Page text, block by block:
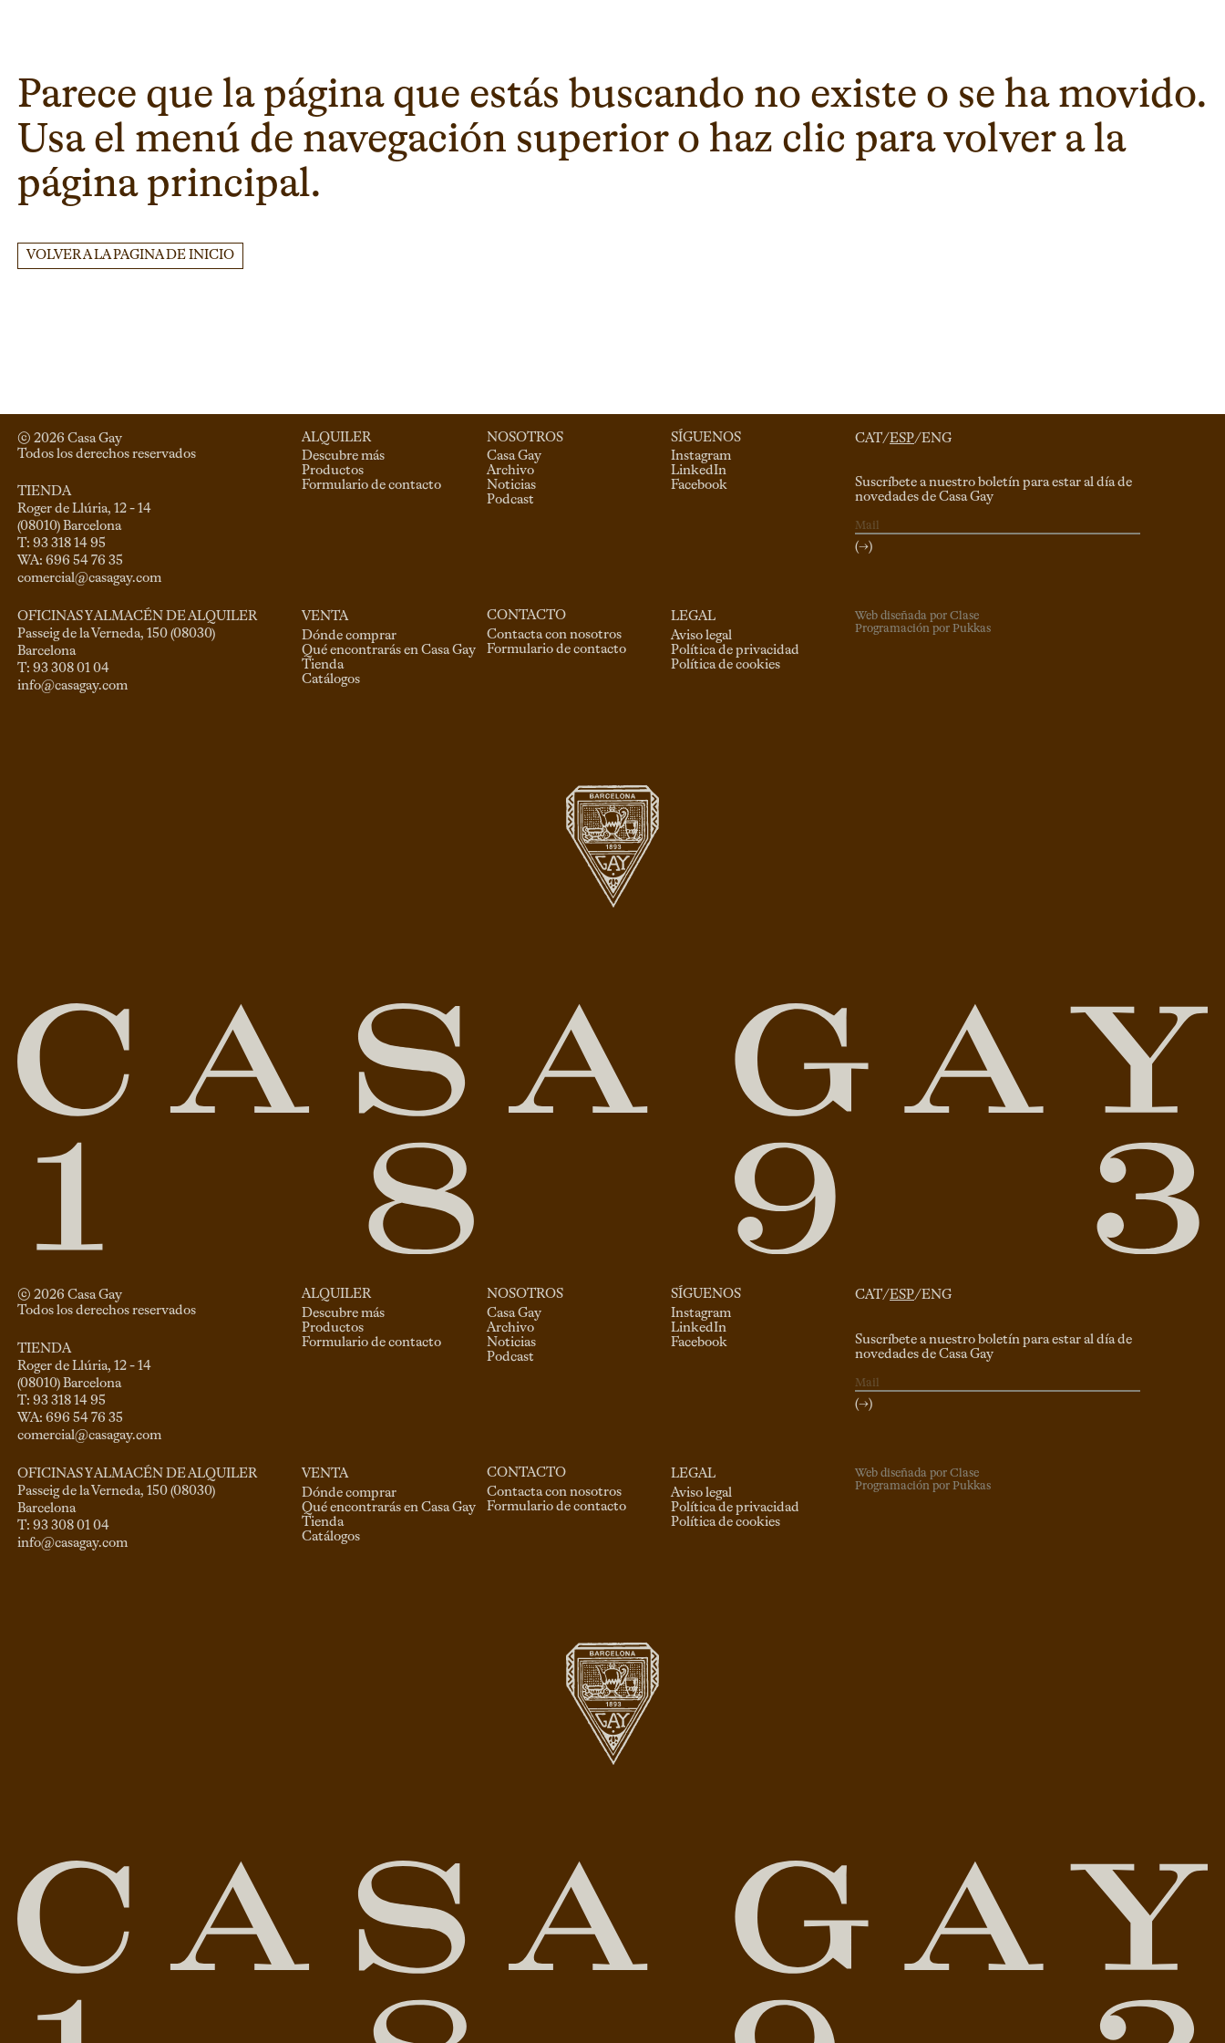
Parece que la página que estás buscando no existe o se ha movido.
Usa el menú de navegación superior o haz clic para volver a la
página principal.
VOLVER A LA PAGINA DE INICIO
© 2026 Casa Gay
Todos los derechos reservados
TIENDA
Roger de Llúria, 12 - 14
(08010) Barcelona
T: 93 318 14 95
comercial@casagay.com
OFICINAS Y ALMACÉN DE ALQUILER
Passeig de la Verneda, 150 (08030)
Barcelona
T: 93 308 01 04
info@casagay.com
ALQUILER
Descubre más
Productos
Formulario de contacto
VENTA
Dónde comprar
Qué encontrarás en Casa Gay
Tienda
Catálogos
NOSOTROS
Casa Gay
Archivo
Noticias
Podcast
CONTACTO
Contacta con nosotros
Formulario de contacto
SÍGUENOS
Instagram
LinkedIn
Facebook
LEGAL
Aviso legal
Política de privacidad
Política de cookies
CAT/ESP/ENG
Suscríbete a nuestro boletín para estar al día de
novedades de Casa Gay
(→)
Web diseñada por Clase
Programación por Pukkas
© 2026 Casa Gay
Todos los derechos reservados
TIENDA
Roger de Llúria, 12 - 14
(08010) Barcelona
T: 93 318 14 95
comercial@casagay.com
OFICINAS Y ALMACÉN DE ALQUILER
Passeig de la Verneda, 150 (08030)
Barcelona
T: 93 308 01 04
info@casagay.com
ALQUILER
Descubre más
Productos
Formulario de contacto
VENTA
Dónde comprar
Qué encontrarás en Casa Gay
Tienda
Catálogos
NOSOTROS
Casa Gay
Archivo
Noticias
Podcast
CONTACTO
Contacta con nosotros
Formulario de contacto
SÍGUENOS
Instagram
LinkedIn
Facebook
LEGAL
Aviso legal
Política de privacidad
Política de cookies
CAT/ESP/ENG
Suscríbete a nuestro boletín para estar al día de
novedades de Casa Gay
(→)
Web diseñada por Clase
Programación por Pukkas